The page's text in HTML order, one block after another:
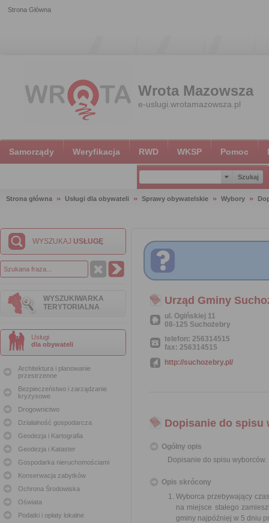
Strona Główna
Wrota Mazowsza
e-uslugi.wrotamazowsza.pl
Samorządy Weryfikacja RWD WKSP Pomoc
Strona główna Usługi dla obywateli Sprawy obywatelskie Wybory
WYSZUKAJ USŁUGĘ
WYSZUKIWARKA
TERYTORIALNA
Usługi
dla obywateli
Architektura i planowanie
przestrzenne
Bezpieczeństwo i zarządzanie
kryzysowe
Drogownictwo
Działalność gospodarcza
Geodezja i Kartografia
Geodezja i Kataster
Gospodarka nieruchomościami
Konserwacja zabytków
Ochrona Środowiska
Oświata
Podatki i opłaty lokalne
Urząd Gminy
ul. Ogińskiej 11
08-125 Suchożebry
telefon: 256314515
fax: 256314515
http://suchozebry.pl/
Dopisanie do spisu
Ogólny opis
Dopisanie do spisu wyborców.
Opis skrócony
Wyborca przebywający
na miejsce stałego
gminy najpóźniej w 5 dniu